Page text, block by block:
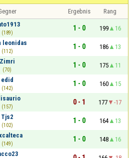
Ergebnis
Rang
(189)
1 - 0 199
16
leonidas
(112)
1 - 0 186
13
Zimri
(70)
1 - 0 175
11
edid
(142)
1 - 0 160
15
(157)
0 - 1 177
-17
Tjs2
(102)
1 - 0 164
13
(149)
1 - 0 148
16